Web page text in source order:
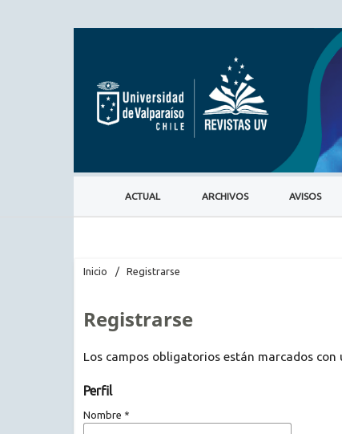
ACTUAL ARCHIVOS AVISOS
Inicio / Registrarse
Registrarse
Los campos obligatorios están marcados con
Perfil
Nombre *